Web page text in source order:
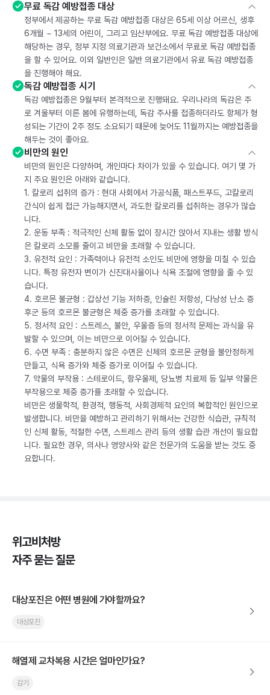
무료 독감 예방접종 대상
정부에서 제공하는 무료 독감 예방접종 대상은 65세 이상 어르신, 생후
6개월 ~ 13세의 어린이, 그리고 임산부에요. 무료 독감 예방접종 대상에
해당하는 경우, 정부 지정 의료기관과 보건소에서 무료로 독감 예방접종
을 할 수 있어요. 이외 일반인은 일반 의료기관에서 유료 독감 예방접종
을 진행해야 해요.
독감 예방접종 시기
독감 예방접종은 9월부터 본격적으로 진행돼요. 우리나라의 독감은 주
로 겨울부터 이른 봄에 유행하는데, 독감 주사를 접종하더라도 항체가 형
성되는 기간이 2주 정도 소요되기 때문에 늦어도 11월까지는 예방접종을
해두는 것이 좋아요.
비만의 원인
비만의 원인은 다양하며, 개인마다 차이가 있을 수 있습니다. 여기 몇 가
지 주요 원인은 아래와 같습니다.
1. 칼로리 섭취의 증가 : 현대 사회에서 가공식품, 패스트푸드, 고칼로리
간식이 쉽게 접근 가능해지면서, 과도한 칼로리를 섭취하는 경우가 많습
니다.
2. 운동 부족 : 적극적인 신체 활동 없이 장시간 앉아서 지내는 생활 방식
은 칼로리 소모를 줄이고 비만을 초래할 수 있습니다.
3. 유전적 요인 : 가족력이나 유전적 소인도 비만에 영향을 미칠 수 있습
니다. 특정 유전자 변이가 신진대사율이나 식욕 조절에 영향을 줄 수 있
습니다.
4. 호르몬 불균형 : 갑상선 기능 저하증, 인슐린 저항성, 다낭성 난소 증
후군 등의 호르몬 불균형은 체중 증가를 초래할 수 있습니다.
5. 정서적 요인 : 스트레스, 불안, 우울증 등의 정서적 문제는 과식을 유
발할 수 있으며, 이는 비만으로 이어질 수 있습니다.
6. 수면 부족 : 충분하지 않은 수면은 신체의 호르몬 균형을 불안정하게
만들고, 식욕 증가와 체중 증가로 이어질 수 있습니다.
7. 약물의 부작용 : 스테로이드, 항우울제, 당뇨병 치료제 등 일부 약물은
부작용으로 체중 증가를 초래할 수 있습니다.
비만은 생물학적, 환경적, 행동적, 사회경제적 요인의 복합적인 원인으로
발생합니다. 비만을 예방하고 관리하기 위해서는 건강한 식습관, 규칙적
인 신체 활동, 적절한 수면, 스트레스 관리 등의 생활 습관 개선이 필요합
니다. 필요한 경우, 의사나 영양사와 같은 전문가의 도움을 받는 것도 중
요합니다.
위고비처방
자주 묻는 질문
대상포진은 어떤 병원에 가야할까요?
대상포진
해열제 교차복용 시간은 얼마인가요?
감기